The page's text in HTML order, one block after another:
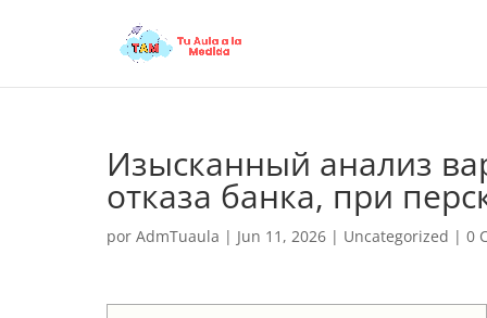
Изысканный анализ
отказа банка, при
por AdmTuaula | Jun 11, 2026 | Uncategorized | 0